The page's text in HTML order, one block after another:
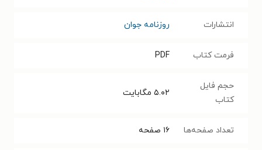
انتشارات روزنامه جوان
فرمت کتاب PDF
حجم فایل
کتاب
۵.۰۲ مگابایت
تعداد صفحه‌ها ۱۶ صفحه